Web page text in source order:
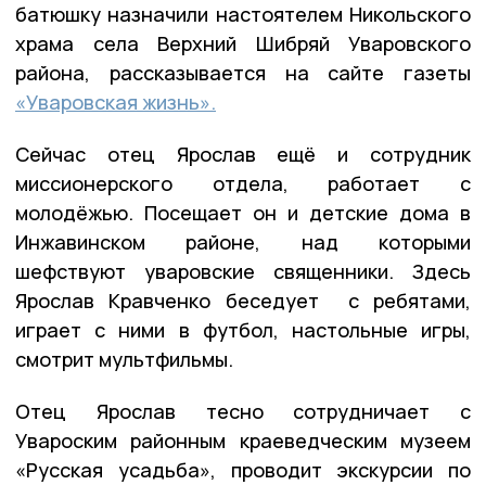
батюшку назначили настоятелем Никольского
храма села Верхний Шибряй Уваровского
района, рассказывается на сайте газеты
«Уваровская жизнь».
Сейчас отец Ярослав ещё и сотрудник
миссионерского отдела, работает с
молодёжью. Посещает он и детские дома в
Инжавинском районе, над которыми
шефствуют уваровские священники. Здесь
Ярослав Кравченко беседует с ребятами,
играет с ними в футбол, настольные игры,
смотрит мультфильмы.
Отец Ярослав тесно сотрудничает с
Увароским районным краеведческим музеем
«Русская усадьба», проводит экскурсии по